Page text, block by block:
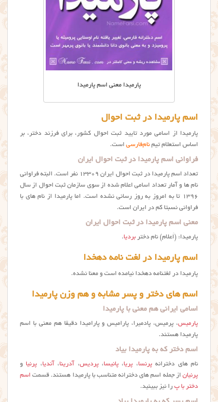
پارمیدا معنی اسم پارمیدا
اسم پارمیدا در ثبت احوال
پارمیدا از اسامی مورد تایید ثبت احوال کشور، برای فرزند دختر، بر
اساس استعلام تیم نام‌فارسی است.
فراوانی اسم پارمیدا در ثبت احوال ایران
تعداد اسم پارمیدا در ثبت احوال ایران ۱۳۳۰۹ نفر است. البته فراوانی
نام ها و آمار تعداد اسامی اعلام شده از سوی سازمان ثبت احوال از سال
۱۳۹۶ تا به امروز به روز رسانی نشده است. اما پارميدا از نام های با
فراوانی نسبتا کم در ایران است.
معنی اسم پارمیدا در ثبت احوال ایران
پارمیدا: (اَعلام) نام دختر بردیا.
اسم پارمیدا در لغت نامه دهخدا
پارمیدا در لغتنامه دهخدا نیامده است و معنا نشده.
اسم های دختر و پسر مشابه و هم وزن پارمیدا
اسامی ایرانی هم معنی با پارمیدا
پارمیس، پرمیس، پادمیرا، پارامیس و پارامیدا دقیقا هم معنی با اسم
پارمیدا هستند.
اسم دختر که به پارمیدا بیاد
نام های دخترانهپرنسا، پریا، پانیسا،پردیس، آدرینا، آندیا، پرنیاو
پرنیان از جمله اسم های دخترانه متناسب با پارمیدا هستند. قسمت اسم
دختر با پ را نیز ببینید.